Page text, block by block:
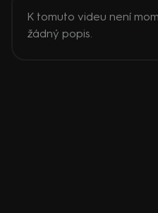
K tomuto videu není
žádný popis.